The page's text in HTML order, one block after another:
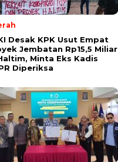
Desak KPK Usut Empat
Jembatan Rp15,5 Miliar
Minta Eks Kadis
Diperiksa